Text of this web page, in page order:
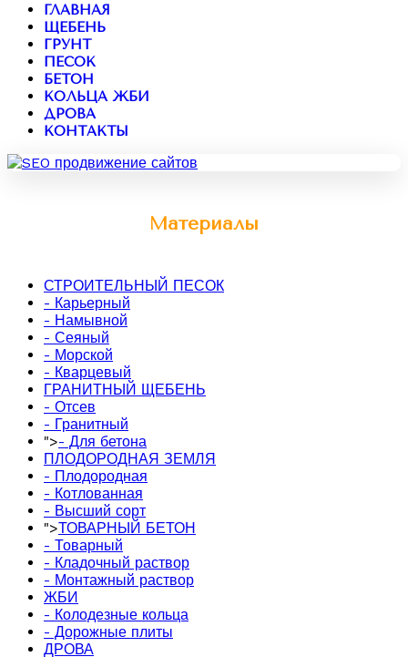
ГЛАВНАЯ
ЩЕБЕНЬ
ГРУНТ
ПЕСОК
БЕТОН
КОЛЬЦА ЖБИ
ДРОВА
КОНТАКТЫ
Материалы
СТРОИТЕЛЬНЫЙ ПЕСОК
- Карьерный
- Намывной
- Сеяный
- Морской
- Кварцевый
ГРАНИТНЫЙ ЩЕБЕНЬ
- Отсев
- Гранитный
">- Для бетона
ПЛОДОРОДНАЯ ЗЕМЛЯ
- Плодородная
- Котлованная
- Высший сорт
">ТОВАРНЫЙ БЕТОН
- Товарный
- Кладочный раствор
- Монтажный раствор
ЖБИ
- Колодезные кольца
- Дорожные плиты
ДРОВА